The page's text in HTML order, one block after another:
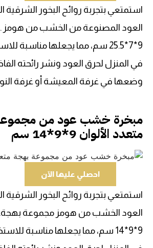
استمتعي بتجربة روائح البخور الشرقية
العود المصنوعة من الخشب من هومز .
9*7*25.5 سم، مما يجعلها مناسبة
في المنزل لحرق العود ونشر رائحته
وضعها في غرفة المعيشة أو غرفة
مبخرة خشب عود من
متعدد الألوان 9*9*14 سم
احصلي عليها الآن
استمتعي بتجربة روائح البخور الشرقية
العود الخشب من هومز مجموعة بهجة.
9*9*14 سم، مما يجعلها مناسبة